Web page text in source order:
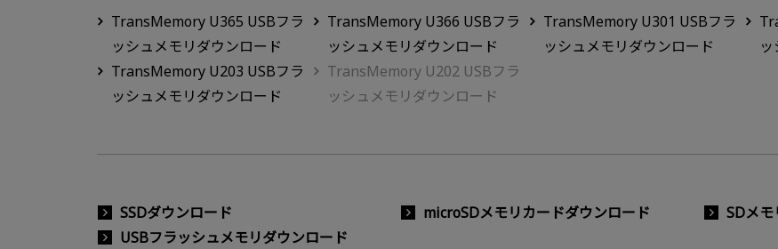
TransMemory U365 USBフラ
ッシュメモリダウンロード
TransMemory U366 USBフラ
ッシュメモリダウンロード
TransMemory U301 USBフラ
ッシュメモリダウンロード
TransMemory U203 USBフラ
ッシュメモリダウンロード
TransMemory U202 USBフラ
ッシュメモリダウンロード
SSDダウンロード microSDメモリカードダウンロード
SDメ
USBフラッシュメモリダウンロード